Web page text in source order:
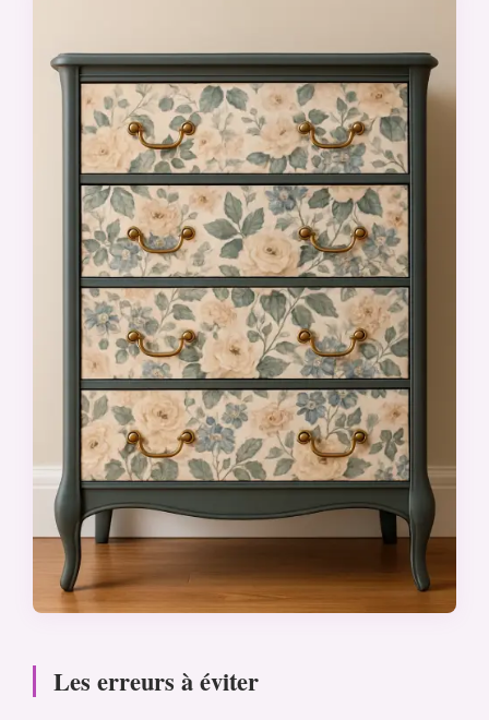
Les erreurs à éviter